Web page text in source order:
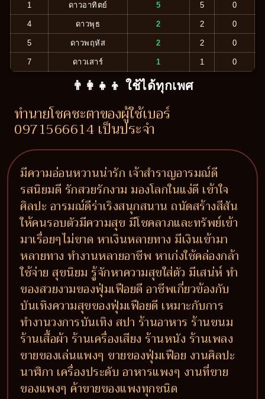
1 ดาวอาทิตย์ 5 5 0
4 ดาวพุธ 2 2 0
5 ดาวพฤหัส 2 2 0
7 ดาวเสาร์ 1 1 0
👨‍👩‍👧‍👦 ใช้ได้ทุกเพศ
ทำนายโชคชะตาของผู้ใช้เบอร์
0971566614 เป็นประจำ
มีความอ่อนหวานน่ารัก เจ้าสำราญอารมณ์ดี
รสนิยมดี รักสวยรักงาม มองโลกในแง่ดี เข้าใจ
ศิลปะ อารมณ์ดีร่าเริงสนุกสนาน ถนัดสร้างสีสัน
ให้คนรอบตัวมีความสุข มีโชคลาภและทรัพย์เข้า
มาเรื่อยๆไม่ขาด หาเงินหลายทาง มีเงินเข้ามา
หลายทาง ทำงานหลายอาชีพ หาเก่งใช้คล่องกล้า
ใช้จ่าย สุขนิยม รู้จักหาความสุขใส่ตัว มีเสน่ห์ ทำ
ของสวยงามของฟุ่มเฟือยดี อาชีพเกี่ยวข้องกับ
บันเทิงความสุขของฟุ่มเฟือยดี เหมาะกับการ
ทำงานวงการบันเทิง สปา ร้านอาหาร ร้านขนม
ร้านเสื้อผ้า ร้านเครื่องเสียง ร้านหนัง ร้านเพลง
ขายของเล่นแพงๆ ขายของฟุ่มเฟือย งานศิลปะ
นาฬิกา เครื่องประดับ อาหารแพงๆ งานที่ขาย
ของแพงๆ ค้าขายของแพงทุกชนิด